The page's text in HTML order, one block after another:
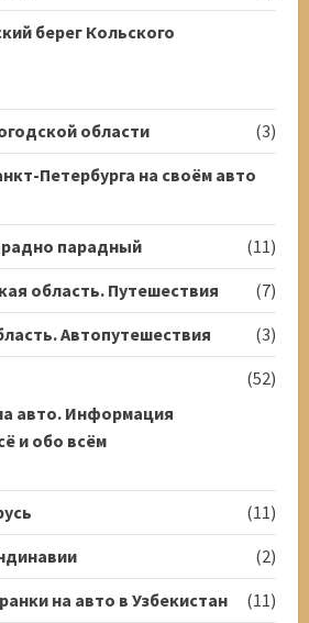
берег Кольского
области
(3)
Петербурга на своём авто
парадный
(11)
область. Путешествия
(7)
Автопутешествия
(3)
(52)
авто. Информация
и обо всём
(11)
(2)
на авто в Узбекистан
(11)